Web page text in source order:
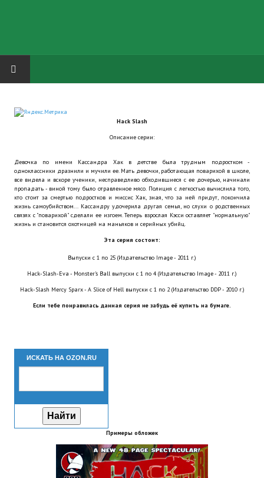
Русская биржа
Теневой кардинал для Обливиона
Aliens vs Predator 2 (Русские субтитры)
Новый ГГ
Kitana HGEC
Apella CBBE SSE BodySlide (with Physics)
Apella 2.0 CBBE SSE BodySlide (with Physics)
Kitana CBBE SSE BodySlide (with Physics)
Hack Slash
Описание серии:
Девочка по имени Кассандра Хак в детстве была трудным подростком -
одноклассники дразнили и мучили ее. Мать девочки, работающая поварихой в школе,
все видела и вскоре ученики, несправедливо обходившиеся с ее дочерью, начинали
пропадать - виной тому было отравленное мясо. Полиция с легкостью вычислила того,
кто стоит за смертью подростков и миссис Хак, зная, что за ней придут, покончила
жизнь самоубийством... Кассандру удочерила другая семья, но слухи о родственных
связях с "поварихой" сделали ее изгоем. Теперь взрослая Кэсси оставляет "нормальную"
жизнь и становится охотницей на маньяков и серийных убийц.
Эта серия состоит:
Выпуски с 1 по 25 (Издательство Image - 2011 г.)
Hack-Slash-Eva - Monster's Ball выпуски с 1 по 4 (Издательство Image - 2011 г.)
Hack-Slash Mercy Sparx - A Slice of Hell выпуски с 1 по 2 (Издательство DDP - 2010 г.)
Если тебе понравилась данная серия не забудь её купить на бумаге.
ИСКАТЬ НА OZON.RU
Примеры обложек